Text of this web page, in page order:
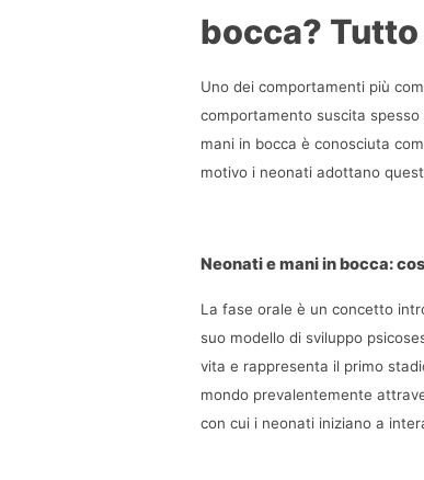
bocca?
Uno dei comportamenti più
comportamento suscita
mani in bocca è conosciuta
motivo i neonati adottano
Neonati e mani in bocca:
La fase orale è un concetto
suo modello di sviluppo
vita e rappresenta il primo
mondo prevalentemente
con cui i neonati iniziano a